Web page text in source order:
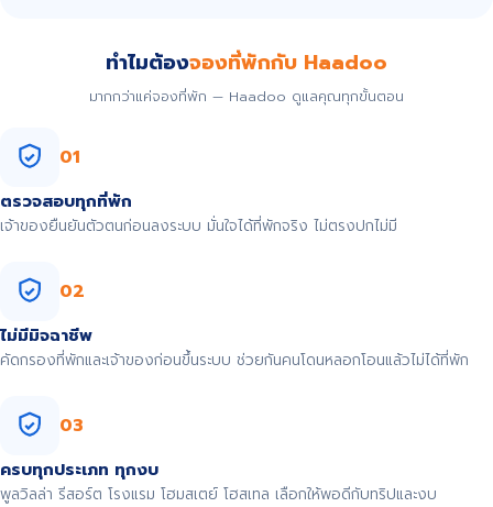
ทำไมต้องจองที่พักกับ Haadoo
มากกว่าแค่จองที่พัก — Haadoo ดูแลคุณทุกขั้นตอน
01
ตรวจสอบทุกที่พัก
เจ้าของยืนยันตัวตนก่อนลงระบบ มั่นใจได้ที่พักจริง ไม่ตรงปกไม่มี
02
ไม่มีมิจฉาชีพ
คัดกรองที่พักและเจ้าของก่อนขึ้นระบบ ช่วยกันคนโดนหลอกโอนแล้วไม่ได้ที่พัก
03
ครบทุกประเภท ทุกงบ
พูลวิลล่า รีสอร์ต โรงแรม โฮมสเตย์ โฮสเทล เลือกให้พอดีกับทริปและงบ